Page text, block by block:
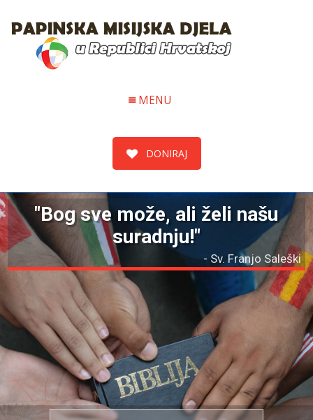
MENU
DONIRAJ
- Sv. Franjo Saleški
"Bog sve može, ali želi našu
suradnju!"